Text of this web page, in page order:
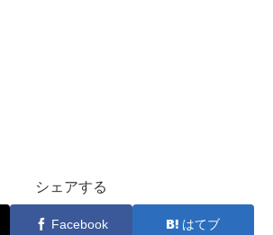
シェアする
Facebook はてブ